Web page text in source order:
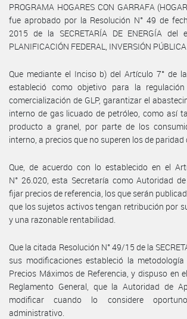
PROGRAMA HOGARES CON GARRAFA
fue aprobado por la Resolución N° 49 de
2015 de la SECRETARÍA DE ENERGÍA del
PLANIFICACIÓN FEDERAL, INVERSIÓN PÚBLICA
Que mediante el Inciso b) del Artículo 7° de
estableció como objetivo para la
comercialización de GLP, garantizar el
interno de gas licuado de petróleo, como así
producto a granel, por parte de los
interno, a precios que no superen los de paridad
Que, de acuerdo con lo establecido en el
N° 26.020, esta Secretaría como Autoridad
fijar precios de referencia, los que serán
que los sujetos activos tengan retribución por
y una razonable rentabilidad.
Que la citada Resolución N° 49/15 de la
sus modificaciones estableció la
Precios Máximos de Referencia, y dispuso en
Reglamento General, que la Autoridad de
modificar cuando lo considere
administrativo.